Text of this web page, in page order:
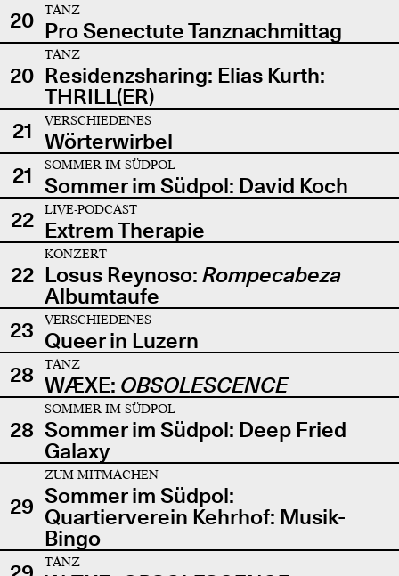
20
TANZ
Pro Senectute Tanznachmittag
20
TANZ
Residenzsharing: Elias Kurth:
THRILL(ER)
21
VERSCHIEDENES
Wörterwirbel
21
SOMMER IM SÜDPOL
Sommer im Südpol: David Koch
22
LIVE-PODCAST
Extrem Therapie
22
KONZERT
Losus Reynoso: Rompecabeza
Albumtaufe
23
VERSCHIEDENES
Queer in Luzern
28
TANZ
WÆXE: OBSOLESCENCE
28
SOMMER IM SÜDPOL
Sommer im Südpol: Deep Fried
Galaxy
29
ZUM MITMACHEN
Sommer im Südpol:
Quartierverein Kehrhof: Musik-
Bingo
TANZ